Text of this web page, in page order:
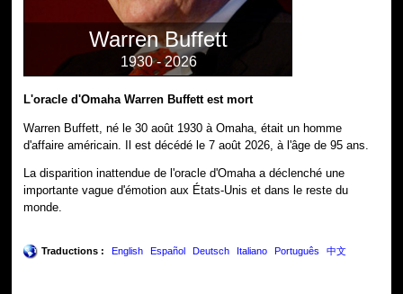
Warren Buffett
1930 - 2026
L'oracle d'Omaha Warren Buffett est mort
Warren Buffett, né le 30 août 1930 à Omaha, était un homme
d'affaire américain. Il est décédé le 7 août 2026, à l'âge de 95 ans.
La disparition inattendue de l'oracle d'Omaha a déclenché une
importante vague d'émotion aux États-Unis et dans le reste du
monde.
Traductions : English Español Deutsch Italiano Português 中文